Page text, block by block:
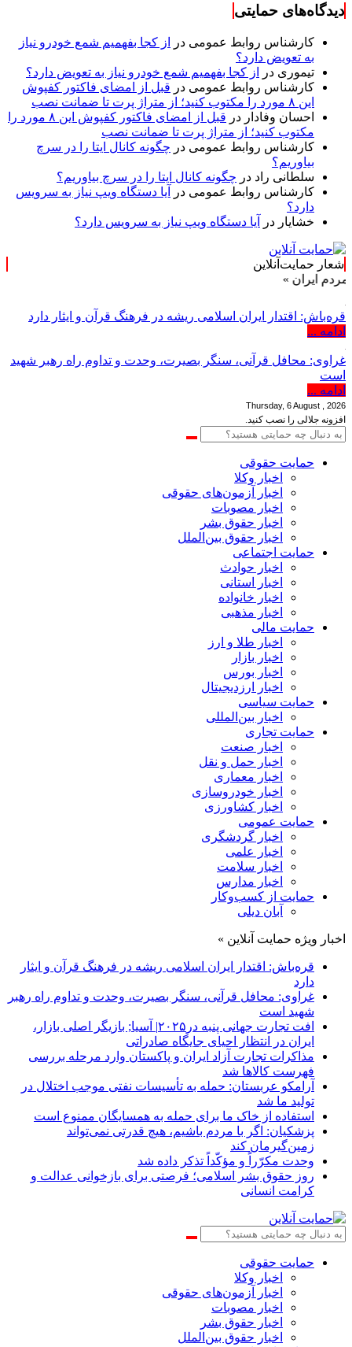
دیدگاه‌های حمایتی
کارشناس روابط عمومی در
از کجا بفهمیم شمع خودرو نیاز
به تعویض دارد؟
تیموری در
از کجا بفهمیم شمع خودرو نیاز به تعویض دارد؟
کارشناس روابط عمومی در قبل از امضای فاکتور کفپوش
این ۸ مورد را مکتوب کنید؛ از متراژ پرت تا ضمانت نصب
احسان وفادار در
قبل از امضای فاکتور کفپوش این ۸ مورد را
مکتوب کنید؛ از متراژ پرت تا ضمانت نصب
کارشناس روابط عمومی در چگونه کانال ایتا را در سرچ
بیاوریم؟
سلطانی راد در چگونه کانال ایتا را در سرچ بیاوریم؟
کارشناس روابط عمومی در
آیا دستگاه ویپ نیاز به سرویس
دارد؟
خشایار در آیا دستگاه ویپ نیاز به سرویس دارد؟
شعار حمایت‌آنلاین
»
قره‌باش: اقتدار ایران اسلامی ریشه در فرهنگ قرآن و ایثار دارد
ادامه ...
غراوی: محافل قرآنی، سنگر بصیرت، وحدت و تداوم راه رهبر شهید
است
ادامه ...
Thursday, 6 August , 2026
افزونه جلالی را نصب کنید.
حمایت حقوقی
اخبار وکلا
اخبار آزمون‌های حقوقی
اخبار مصوبات
اخبار حقوق بشر
اخبار حقوق بین‌الملل
حمایت اجتماعی
اخبار حوادث
اخبار استانی
اخبار خانواده
اخبار مذهبی
حمایت مالی
اخبار طلا و ارز
اخبار بازار
اخبار بورس
اخبار ارزدیجیتال
حمایت سیاسی
اخبار بین‌المللی
حمایت تجاری
اخبار صنعت
اخبار حمل و نقل
اخبار معماری
اخبار خودروسازی
اخبار کشاورزی
حمایت عمومی
اخبار گردشگری
اخبار علمی
اخبار سلامت
اخبار مدارس
حمایت از کسب‌وکار
آبان دیلی
اخبار ویژه حمایت آنلاین »
قره‌باش: اقتدار ایران اسلامی ریشه در فرهنگ قرآن و ایثار
دارد
غراوی: محافل قرآنی، سنگر بصیرت، وحدت و تداوم راه رهبر
شهید است
افت تجارت جهانی پنبه در۲۰۲۵| آسیا; بازیگر اصلی بازار،
ایران در انتظار احیای جایگاه صادراتی
مذاکرات تجارت آزاد ایران و پاکستان وارد مرحله بررسی
فهرست کالاها شد
آرامکو عربستان: حمله به تأسیسات نفتی موجب اختلال در
تولید ما شد
استفاده از خاک ما برای حمله به همسایگان ممنوع است
پزشکیان: اگر با مردم باشیم، هیچ قدرتی نمی‌تواند
زمین‌گیرمان کند
وحدت مکرّراً و مؤکّداً تذکر داده شد
روز حقوق بشر اسلامی؛ فرصتی برای بازخوانی عدالت و
کرامت انسانی
حمایت حقوقی
اخبار وکلا
اخبار آزمون‌های حقوقی
اخبار مصوبات
اخبار حقوق بشر
اخبار حقوق بین‌الملل